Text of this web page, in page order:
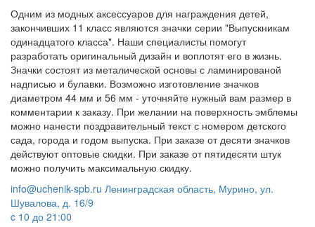
Одним из модных аксессуаров для награждения детей,
закончивших 11 класс являются значки серии "Выпускникам
одинадцатого класса". Наши специалисты помогут
разработать оригинальный дизайн и воплотят его в жизнь.
Значки состоят из металической основы с ламинированой
надписью и булавки. Возможно изготовление значков
диаметром 44 мм и 56 мм - уточняйте нужный вам размер в
комментарии к заказу. При желании на поверхность эмблемы
можно нанести поздравительный текст с номером детского
сада, города и годом выпуска. При заказе от десяти значков
действуют оптовые скидки. При заказе от пятидесяти штук
можно получить максимальную скидку.
info@uchenik-spb.ru Ленинградская область, Мурино, ул.
Шувалова, д. 16/9
c 10 до 21:00